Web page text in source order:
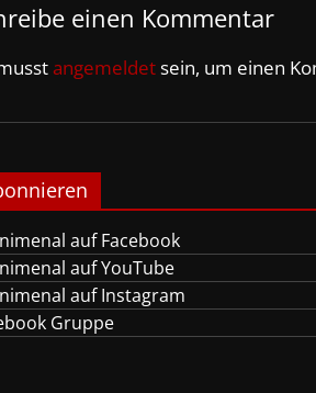
einen Kommentar
angemeldetsein, um einen
auf Facebook
auf YouTube
auf Instagram
Gruppe